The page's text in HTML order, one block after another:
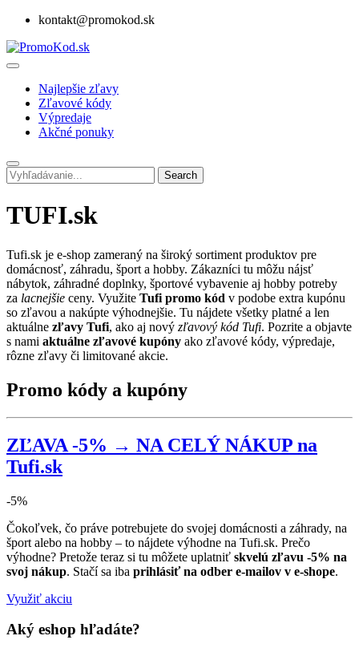
kontakt@promokod.sk
Najlepšie zľavy
Zľavové kódy
Výpredaje
Akčné ponuky
Search
TUFI.sk
Tufi.sk je e-shop zameraný na široký sortiment produktov pre
domácnosť, záhradu, šport a hobby. Zákazníci tu môžu nájsť
nábytok, záhradné doplnky, športové vybavenie aj hobby potreby
za lacnejšie ceny. Využite Tufi promo kód v podobe extra kupónu
so zľavou a nakúpte výhodnejšie. Tu nájdete všetky platné a len
aktuálne zľavy Tufi, ako aj nový zľavový kód Tufi. Pozrite a objavte
s nami aktuálne zľavové kupóny ako zľavové kódy, výpredaje,
rôzne zľavy či limitované akcie.
Promo kódy a kupóny
ZĽAVA -5% → NA CELÝ NÁKUP na
Tufi.sk
-5%
Čokoľvek, čo práve potrebujete do svojej domácnosti a záhrady, na
šport alebo na hobby – to nájdete výhodne na Tufi.sk. Prečo
výhodne? Pretože teraz si tu môžete uplatniť skvelú zľavu -5% na
svoj nákup. Stačí sa iba prihlásiť na odber e-mailov v e-shope.
Využiť akciu
Aký eshop hľadáte?